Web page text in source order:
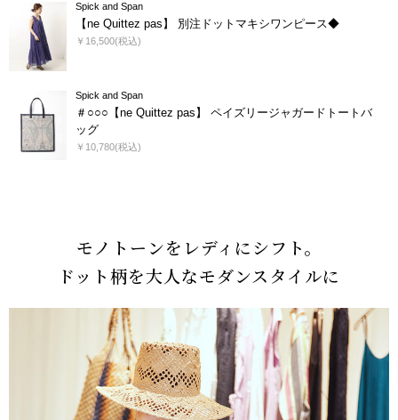
Spick and Span
【ne Quittez pas】 別注ドットマキシワンピース◆
￥16,500(税込)
Spick and Span
＃○○○【ne Quittez pas】 ペイズリージャガードトートバ
ッグ
￥10,780(税込)
モノトーンをレディにシフト。
ドット柄を大人なモダンスタイルに